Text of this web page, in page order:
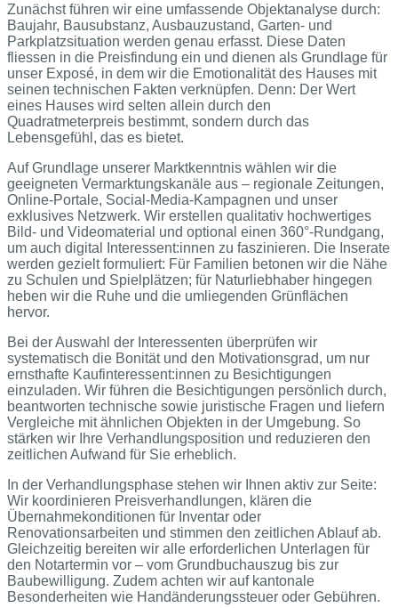
Zunächst führen wir eine umfassende Objektanalyse durch:
Baujahr, Bausubstanz, Ausbauzustand, Garten- und
Parkplatzsituation werden genau erfasst. Diese Daten
fliessen in die Preisfindung ein und dienen als Grundlage für
unser Exposé, in dem wir die Emotionalität des Hauses mit
seinen technischen Fakten verknüpfen. Denn: Der Wert
eines Hauses wird selten allein durch den
Quadratmeterpreis bestimmt, sondern durch das
Lebensgefühl, das es bietet.
Auf Grundlage unserer Marktkenntnis wählen wir die
geeigneten Vermarktungskanäle aus – regionale Zeitungen,
Online-Portale, Social-Media-Kampagnen und unser
exklusives Netzwerk. Wir erstellen qualitativ hochwertiges
Bild- und Videomaterial und optional einen 360°-Rundgang,
um auch digital Interessent:innen zu faszinieren. Die Inserate
werden gezielt formuliert: Für Familien betonen wir die Nähe
zu Schulen und Spielplätzen; für Naturliebhaber hingegen
heben wir die Ruhe und die umliegenden Grünflächen
hervor.
Bei der Auswahl der Interessenten überprüfen wir
systematisch die Bonität und den Motivationsgrad, um nur
ernsthafte Kaufinteressent:innen zu Besichtigungen
einzuladen. Wir führen die Besichtigungen persönlich durch,
beantworten technische sowie juristische Fragen und liefern
Vergleiche mit ähnlichen Objekten in der Umgebung. So
stärken wir Ihre Verhandlungsposition und reduzieren den
zeitlichen Aufwand für Sie erheblich.
In der Verhandlungsphase stehen wir Ihnen aktiv zur Seite:
Wir koordinieren Preisverhandlungen, klären die
Übernahmekonditionen für Inventar oder
Renovationsarbeiten und stimmen den zeitlichen Ablauf ab.
Gleichzeitig bereiten wir alle erforderlichen Unterlagen für
den Notartermin vor – vom Grundbuchauszug bis zur
Baubewilligung. Zudem achten wir auf kantonale
Besonderheiten wie Handänderungssteuer oder Gebühren.